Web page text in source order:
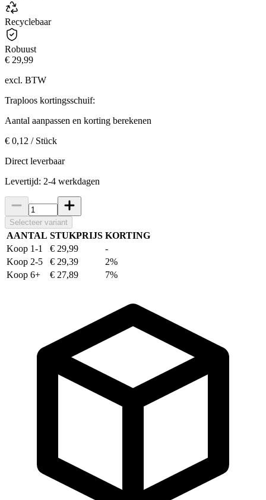
Recyclebaar
Robuust
€ 29,99
excl. BTW
Traploos kortingsschuif:
Aantal aanpassen en korting berekenen
€ 0,12 / Stück
Direct leverbaar
Levertijd: 2-4 werkdagen
Selecteer variant
AANTAL STUKPRIJS KORTING
Koop 1-1
€ 29,99
-
Koop 2-5
€ 29,39
2%
Koop 6+
€ 27,89 7%